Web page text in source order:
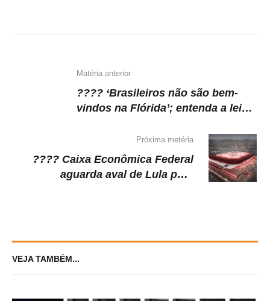
Matéria anterior
???? ‘Brasileiros não são bem-
vindos na Flórida’; entenda a lei
Próxima metéria
???? Caixa Econômica Federal
aguarda aval de Lula para
VEJA TAMBÉM...